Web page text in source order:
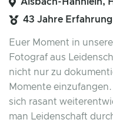
43 Jahre Erfahrung
Euer Moment in
Fotograf aus
nicht nur zu
Momente
sich rasant
man Leidenschaft